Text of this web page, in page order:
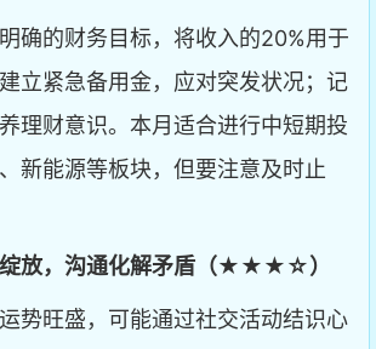
确的财务目标，将收入的20%用于
立紧急备用金，应对突发状况；记
理财意识。本月适合进行中短期投
新能源等板块，但要注意及时止
绽放，沟通化解矛盾（★★★☆）
势旺盛，可能通过社交活动结识心